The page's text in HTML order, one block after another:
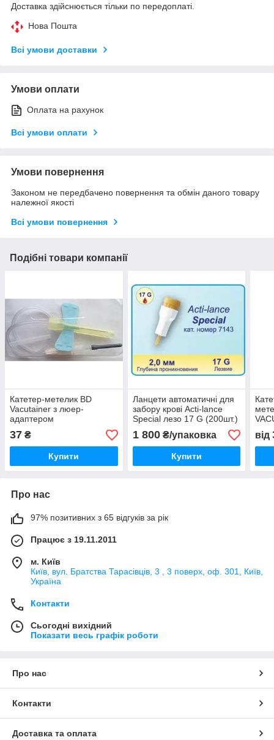
Доставка здійснюється тільки по передоплаті.
Нова Пошта
Всі умови доставки
Умови оплати
Оплата на рахунок
Всі умови оплати
Умови повернення
Законом не передбачено повернення та обмін даного товару
належної якості
Всі умови повернення
Подібні товари компанії
Катетер-метелик BD
Vacutainer з люер-
адаптером
37 ₴
Купити
Ланцети автоматичні для
забору крові Acti-lance
Special лезо 17 G (200шт.)
1 800₴/упаковка
Купити
від
Про нас
97% позитивних з 65 відгуків за рік
Працює з 19.11.2011
м. Київ
Київ, вул. Братства Тарасівців, 3 , 3 поверх, оф. 301, Київ,
Україна
Контакти
Сьогодні вихідний
Показати весь графік роботи
Про нас
Контакти
Доставка та оплата